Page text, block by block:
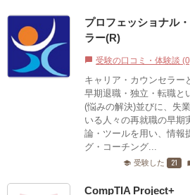
プロフェッショナル
ラー(R)
chat_bubble 受験の口コミ・体験談
キャリア・カウンセラー
早期退職・独立・転職と
(悩みの解決)並びに、失
いる人々の再就職の早期
論・ツールを用い、情報
グ・コーチング...
school 受験した 21
CompTIA Project+